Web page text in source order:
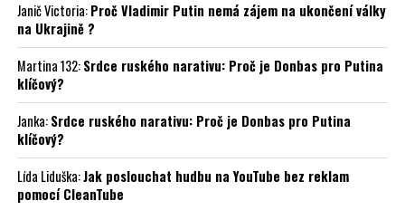
Janič Victoria:Proč Vladimir Putin nemá zájem na ukončení války
na Ukrajině ?
Martina 132:Srdce ruského narativu: Proč je Donbas pro Putina
klíčový?
Janka:Srdce ruského narativu: Proč je Donbas pro Putina
klíčový?
Lída Liduška:Jak poslouchat hudbu na YouTube bez reklam
pomocí CleanTube